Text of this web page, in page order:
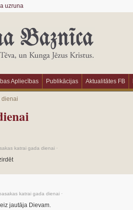
uzruna
Apliecības Publikācijas Aktualitātes FB
dienai
katrai gada dienai ·
katrai gada dienai ·
jautāja Dievam.